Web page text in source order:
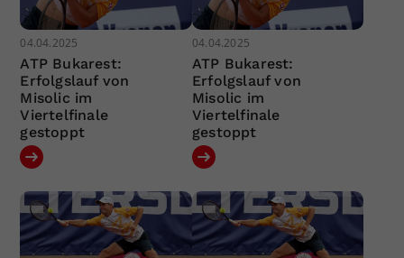
04.04.2025
ATP Bukarest:
Erfolgslauf von
Misolic im
Viertelfinale
gestoppt
04.04.2025
ATP Bukarest:
Erfolgslauf von
Misolic im
Viertelfinale
gestoppt